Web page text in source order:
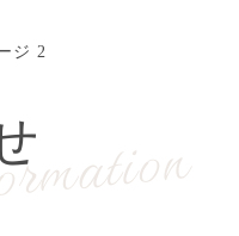
ジ 2